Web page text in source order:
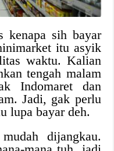
kenapa sih bayar
itu asyik
waktu. Kalian
tengah malam
Indomaret dan
Jadi, gak perlu
lupa bayar deh.
dijangkau.